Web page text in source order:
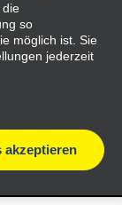
die
so
möglich ist. Sie
jederzeit
akzeptieren